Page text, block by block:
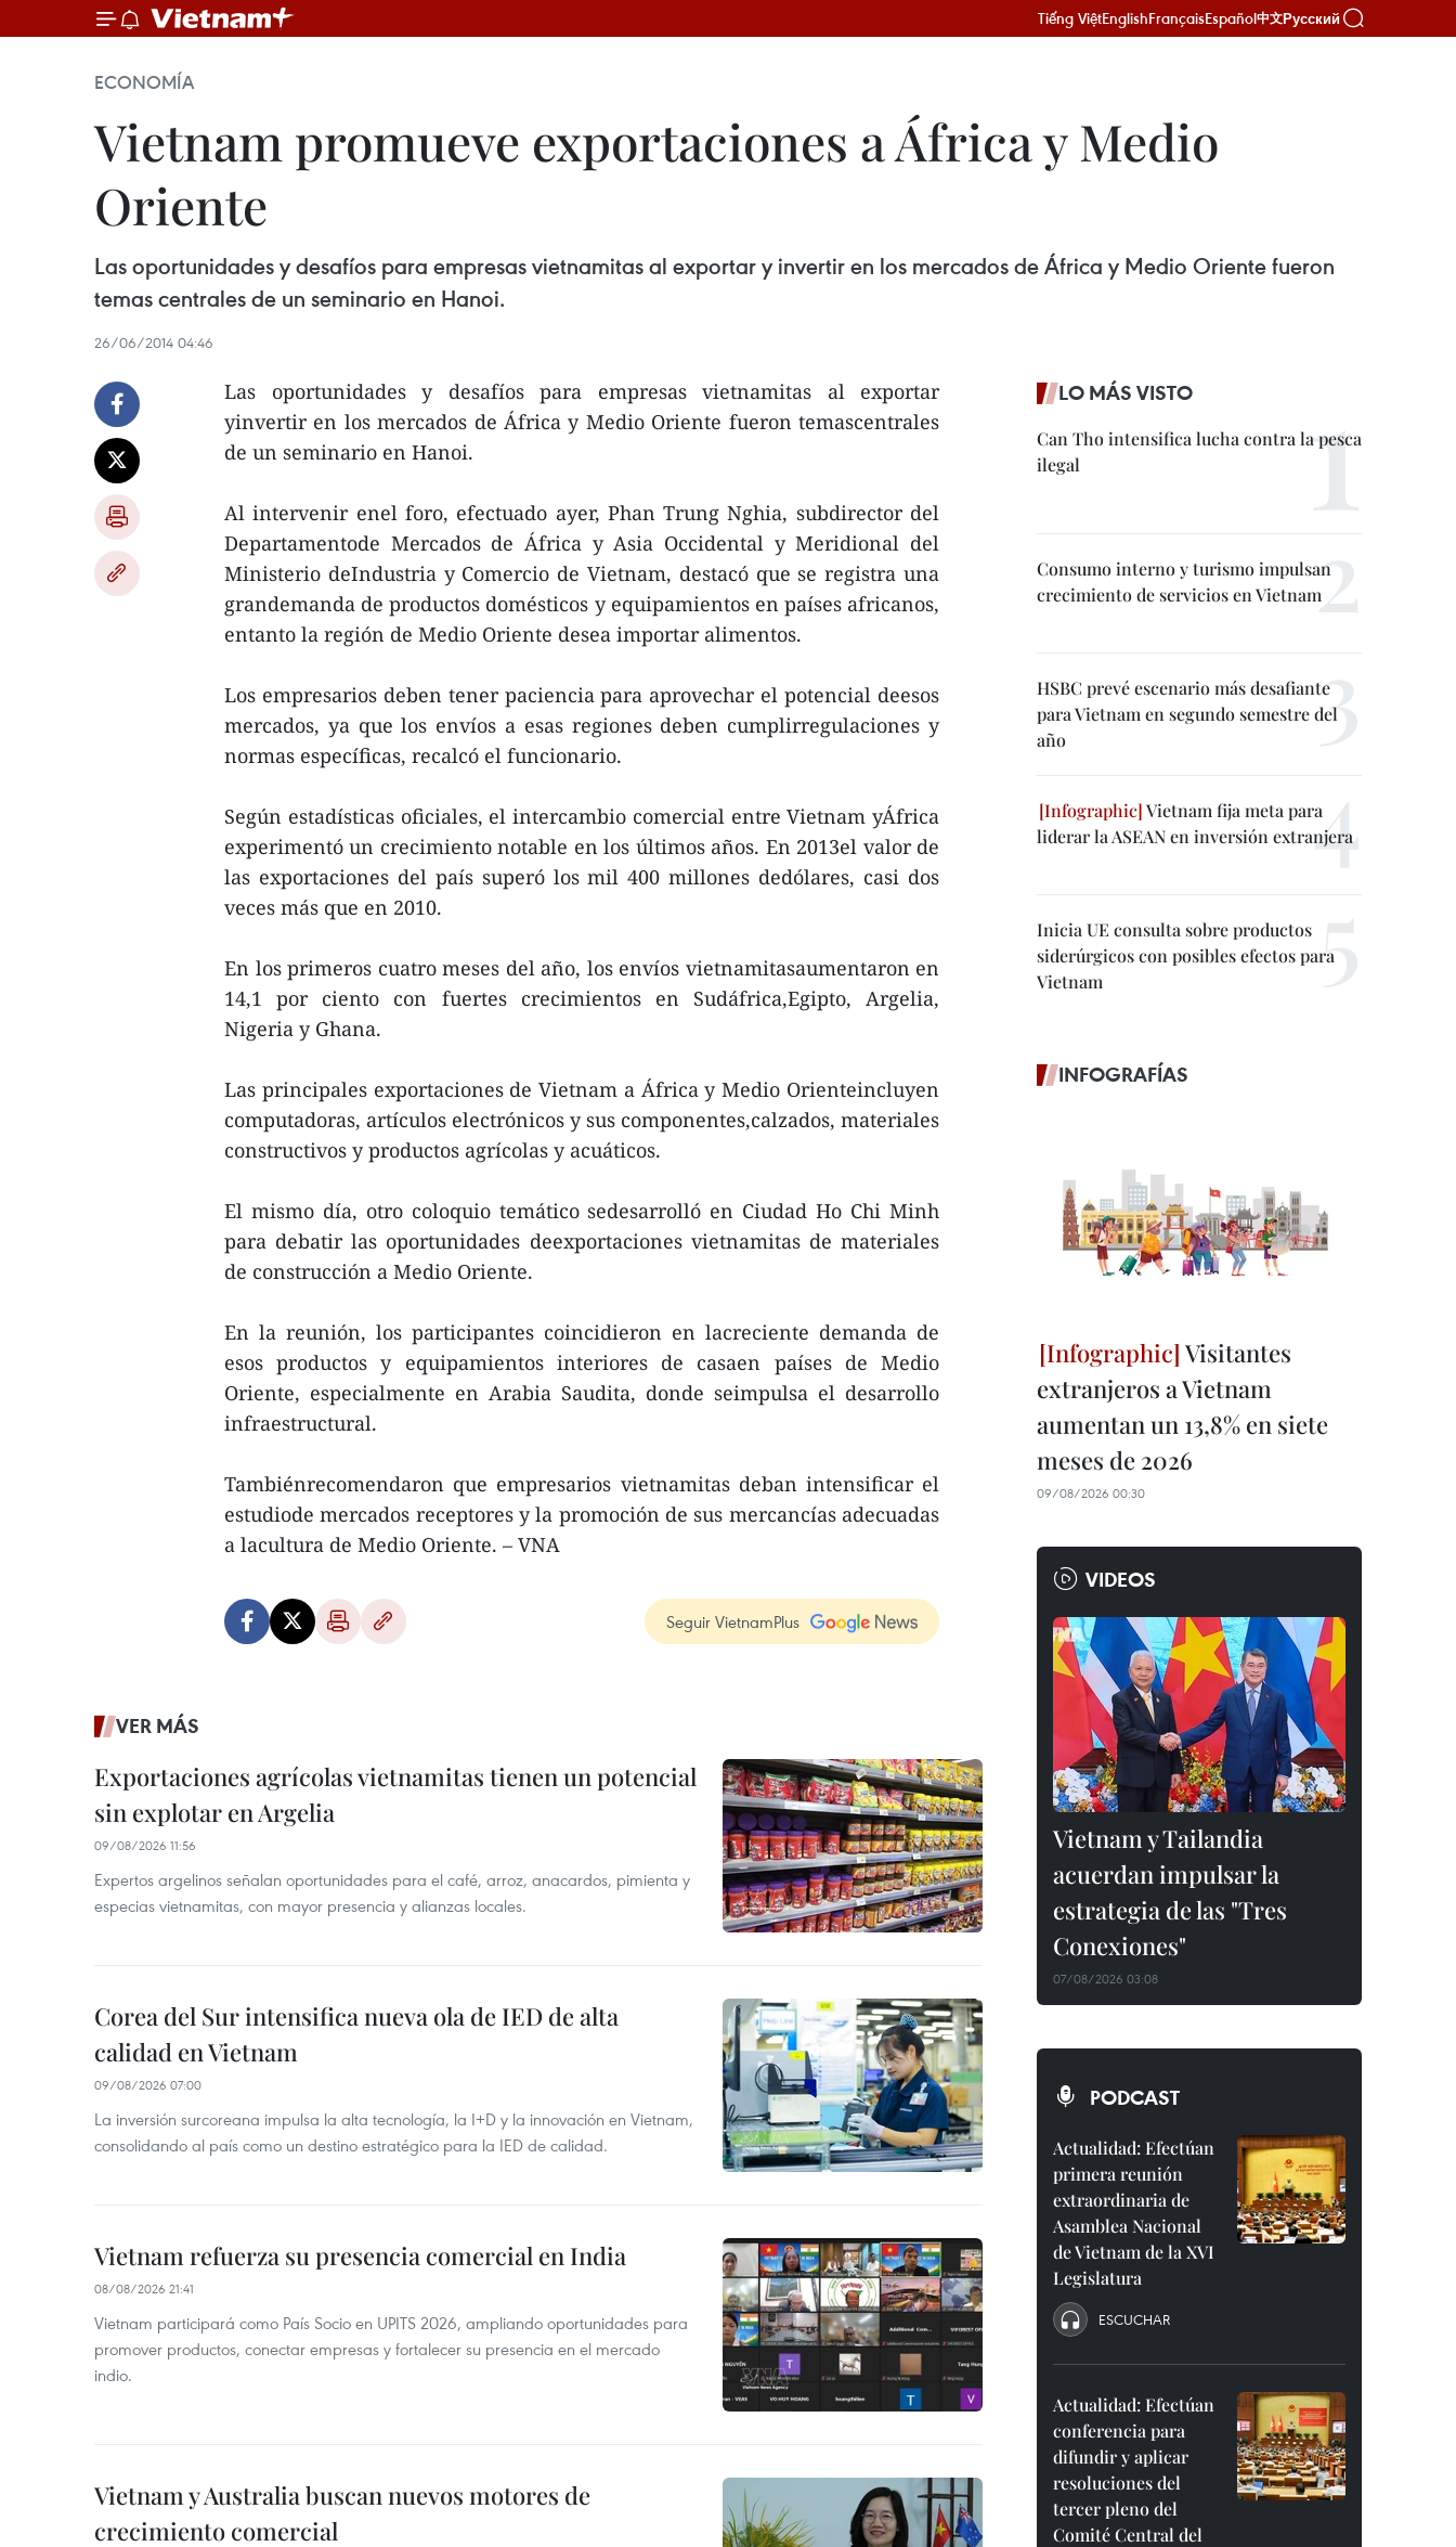
Tiếng ViệtEnglishFrançaisEspañol中文Русский
ECONOMÍA
Vietnam promueve exportaciones a África y Medio
Oriente
Las oportunidades y desafíos para empresas vietnamitas al exportar y invertir en los mercados de África y Medio Oriente fueron
temas centrales de un seminario en Hanoi.
26/06/2014 04:46
Las oportunidades y desafíos para empresas vietnamitas al exportar
yinvertir en los mercados de África y Medio Oriente fueron temascentrales
de un seminario en Hanoi.
Al intervenir enel foro, efectuado ayer, Phan Trung Nghia, subdirector del
Departamentode Mercados de África y Asia Occidental y Meridional del
Ministerio deIndustria y Comercio de Vietnam, destacó que se registra una
grandemanda de productos domésticos y equipamientos en países africanos,
entanto la región de Medio Oriente desea importar alimentos.
Los empresarios deben tener paciencia para aprovechar el potencial deesos
mercados, ya que los envíos a esas regiones deben cumplirregulaciones y
normas específicas, recalcó el funcionario.
Según estadísticas oficiales, el intercambio comercial entre Vietnam yÁfrica
experimentó un crecimiento notable en los últimos años. En 2013el valor de
las exportaciones del país superó los mil 400 millones dedólares, casi dos
veces más que en 2010.
En los primeros cuatro meses del año, los envíos vietnamitasaumentaron en
14,1 por ciento con fuertes crecimientos en Sudáfrica,Egipto, Argelia,
Nigeria y Ghana.
Las principales exportaciones de Vietnam a África y Medio Orienteincluyen
computadoras, artículos electrónicos y sus componentes,calzados, materiales
constructivos y productos agrícolas y acuáticos.
El mismo día, otro coloquio temático sedesarrolló en Ciudad Ho Chi Minh
para debatir las oportunidades deexportaciones vietnamitas de materiales
de construcción a Medio Oriente.
En la reunión, los participantes coincidieron en lacreciente demanda de
esos productos y equipamientos interiores de casaen países de Medio
Oriente, especialmente en Arabia Saudita, donde seimpulsa el desarrollo
infraestructural.
Tambiénrecomendaron que empresarios vietnamitas deban intensificar el
estudiode mercados receptores y la promoción de sus mercancías adecuadas
a lacultura de Medio Oriente. – VNA
Seguir VietnamPlus
VER MÁS
Exportaciones agrícolas vietnamitas tienen un potencial
sin explotar en Argelia
09/08/2026 11:56
Expertos argelinos señalan oportunidades para el café, arroz, anacardos, pimienta y
especias vietnamitas, con mayor presencia y alianzas locales.
Corea del Sur intensifica nueva ola de IED de alta
calidad en Vietnam
09/08/2026 07:00
La inversión surcoreana impulsa la alta tecnología, la I+D y la innovación en Vietnam,
consolidando al país como un destino estratégico para la IED de calidad.
Vietnam refuerza su presencia comercial en India
08/08/2026 21:41
Vietnam participará como País Socio en UPITS 2026, ampliando oportunidades para
promover productos, conectar empresas y fortalecer su presencia en el mercado
indio.
Vietnam y Australia buscan nuevos motores de
crecimiento comercial
LO MÁS VISTO
Can Tho intensifica lucha contra la pesca
ilegal
Consumo interno y turismo impulsan
crecimiento de servicios en Vietnam
HSBC prevé escenario más desafiante
para Vietnam en segundo semestre del
año
Vietnam fija meta para
liderar la ASEAN en inversión extranjera
Inicia UE consulta sobre productos
siderúrgicos con posibles efectos para
Vietnam
INFOGRAFÍAS
Visitantes
extranjeros a Vietnam
aumentan un 13,8% en siete
meses de 2026
09/08/2026 00:30
VIDEOS
Vietnam y Tailandia
acuerdan impulsar la
estrategia de las "Tres
Conexiones"
07/08/2026 03:08
PODCAST
Actualidad: Efectúan
primera reunión
extraordinaria de
Asamblea Nacional
de Vietnam de la XVI
Legislatura
ESCUCHAR
Actualidad: Efectúan
conferencia para
difundir y aplicar
resoluciones del
tercer pleno del
Comité Central del